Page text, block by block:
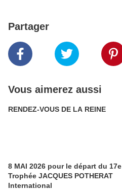
Partager
Vous aimerez aussi
RENDEZ-VOUS DE LA REINE
8 MAI 2026 pour le départ du 17e
Trophée JACQUES POTHERAT
International